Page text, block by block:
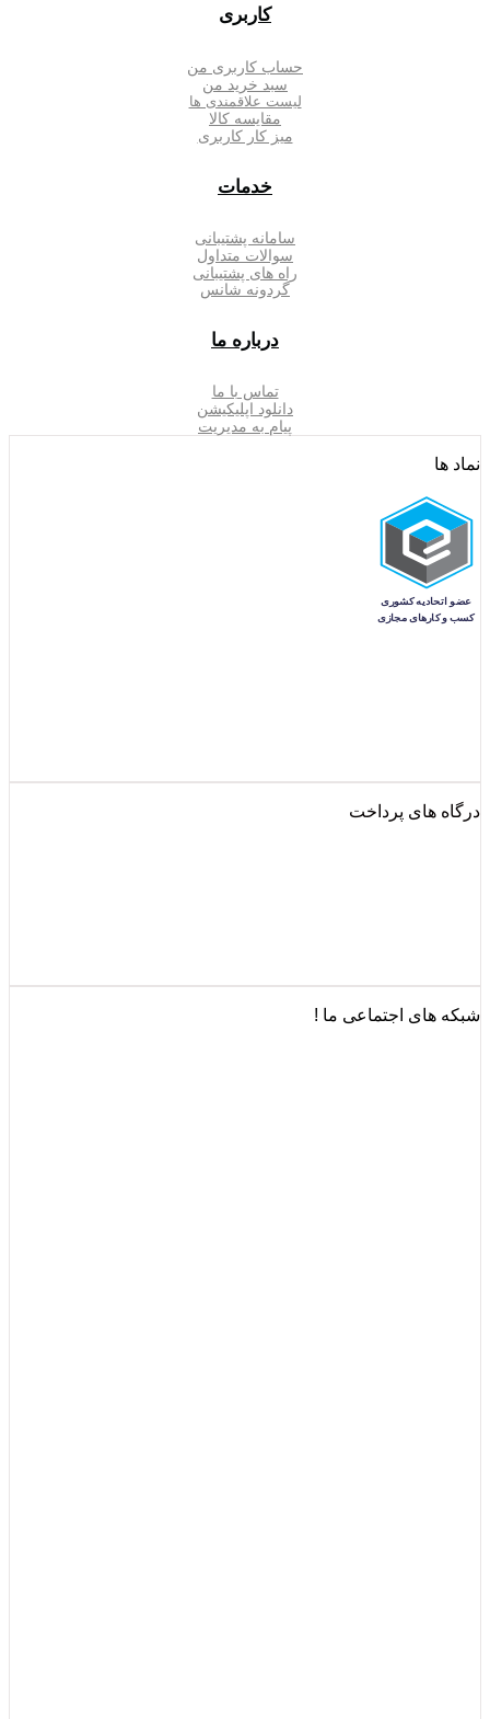
کاربری
حساب کاربری من
سبد خرید من
لیست علاقمندی ها
مقایسه کالا
میز کار کاربری
خدمات
سامانه پشتیبانی
سوالات متداول
راه های پشتیبانی
گردونه شانس
درباره ما
تماس با ما
دانلود اپلیکیشن
پیام به مدیریت
نماد ها
درگاه های پرداخت
شبکه های اجتماعی ما !